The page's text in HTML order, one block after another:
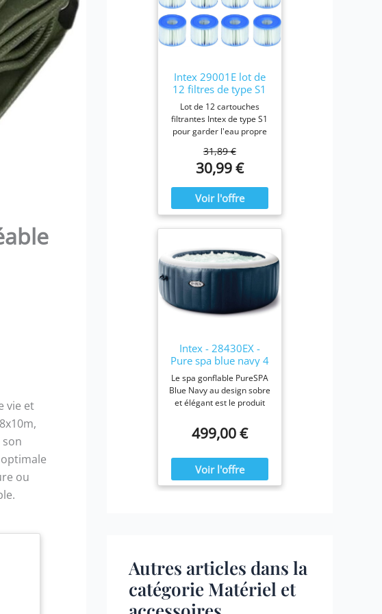
vie et
ou
Intex 29001E lot de
12 filtres de type S1
Lot de 12 cartouches
filtrantes Intex de type S1
pour garder l'eau propre
efficacité maximale,
nettoyez les cartouches
remplacez-les une fois par
mois ou plus tôt Il est
fabriqué avec du papier
Dacron résistant facile à
filtration ultime.
Fonctionne avec tous les
modèles Intex PureSpa y
compris 28403E, 28407E,
28443E, 28453E, 28421E,
28423E, 28413E, et
31,89 €
30,99 €
Intex - 28430EX -
Pure spa blue navy 4
places
Le spa gonflable PureSPA
Blue Navy au design sobre
et élégant est le produit
tout au long de l'année.
Ressourcez-vous à la
hiver, confortablement
installé dans votre spa
Blue Navy.
499,00 €
Autres articles dans la
catégorie Matériel et